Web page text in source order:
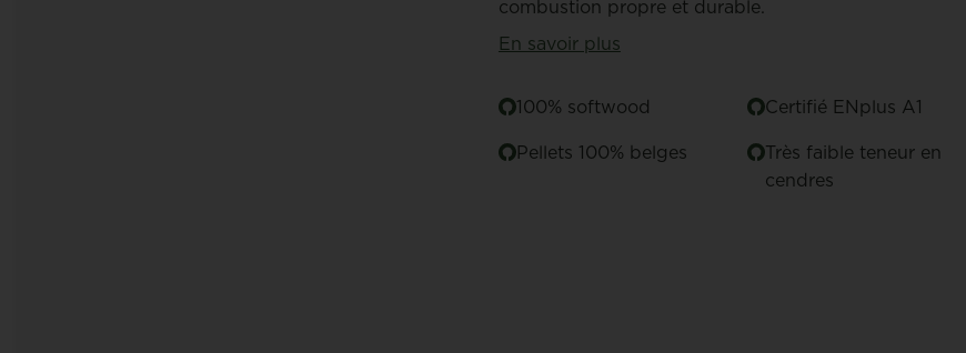
combustion propre et durable.
En savoir plus
100% softwood
Certifié ENplus A1
Pellets 100% belges
Très faible teneur en
cendres